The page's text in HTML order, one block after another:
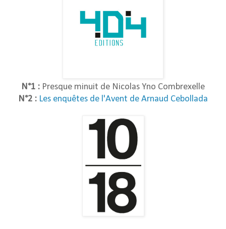
N°1 : Presque minuit de Nicolas Yno Combrexelle
N°2 : Les enquêtes de l'Avent de Arnaud Cebollada